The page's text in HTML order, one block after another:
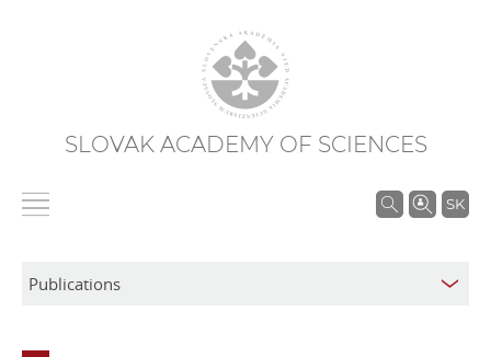
SLOVAK ACADEMY OF SCIENCES
SK
S